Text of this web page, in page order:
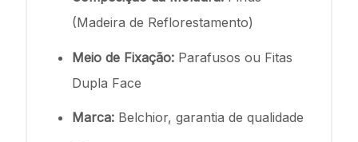
(Madeira de Reflorestamento)
Meio de Fixação: Parafusos ou Fitas
Dupla Face
Marca: Belchior, garantia de qualidade